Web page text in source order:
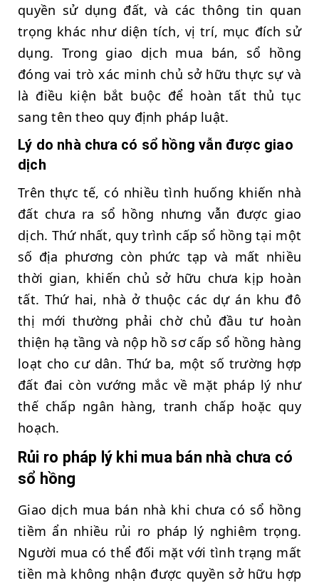
quyền sử dụng đất, và các thông tin quan
trọng khác như diện tích, vị trí, mục đích sử
dụng. Trong giao dịch mua bán, sổ hồng
đóng vai trò xác minh chủ sở hữu thực sự và
là điều kiện bắt buộc để hoàn tất thủ tục
sang tên theo quy định pháp luật.
Lý do nhà chưa có sổ hồng vẫn được giao
dịch
Trên thực tế, có nhiều tình huống khiến nhà
đất chưa ra sổ hồng nhưng vẫn được giao
dịch. Thứ nhất, quy trình cấp sổ hồng tại một
số địa phương còn phức tạp và mất nhiều
thời gian, khiến chủ sở hữu chưa kịp hoàn
tất. Thứ hai, nhà ở thuộc các dự án khu đô
thị mới thường phải chờ chủ đầu tư hoàn
thiện hạ tầng và nộp hồ sơ cấp sổ hồng hàng
loạt cho cư dân. Thứ ba, một số trường hợp
đất đai còn vướng mắc về mặt pháp lý như
thế chấp ngân hàng, tranh chấp hoặc quy
hoạch.
Rủi ro pháp lý khi mua bán nhà chưa có
sổ hồng
Giao dịch mua bán nhà khi chưa có sổ hồng
tiềm ẩn nhiều rủi ro pháp lý nghiêm trọng.
Người mua có thể đối mặt với tình trạng mất
tiền mà không nhận được quyền sở hữu hợp